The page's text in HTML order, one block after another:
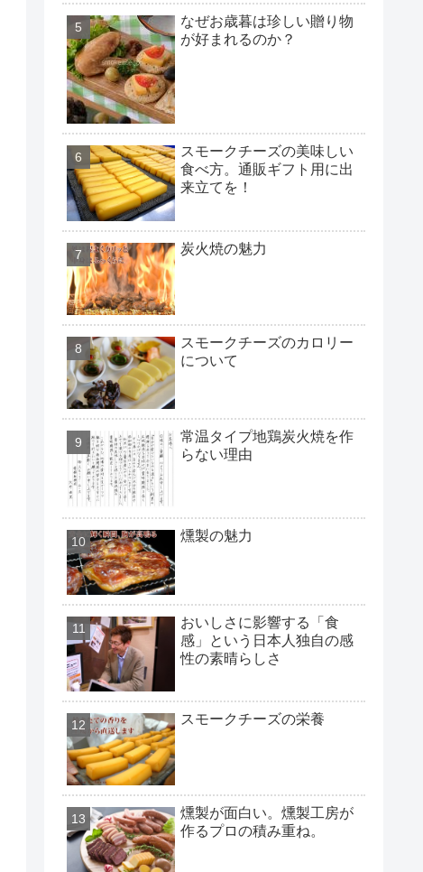
なぜお歳暮は珍しい贈り物
が好まれるのか？
スモークチーズの美味しい
食べ方。通販ギフト用に出
来立てを！
炭火焼の魅力
スモークチーズのカロリー
について
常温タイプ地鶏炭火焼を作
らない理由
燻製の魅力
おいしさに影響する「食
感」という日本人独自の感
性の素晴らしさ
スモークチーズの栄養
燻製が面白い。燻製工房が
作るプロの積み重ね。